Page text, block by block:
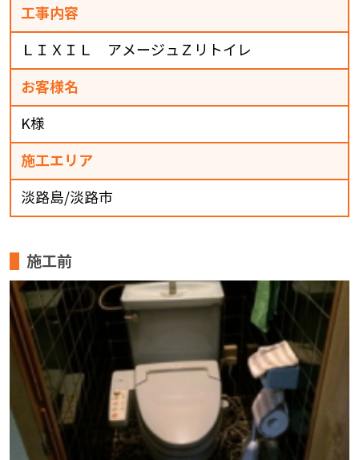
工事内容
ＬＩＸＩＬ アメージュＺリトイレ
お客様名
K様
施工エリア
淡路島/淡路市
施工前